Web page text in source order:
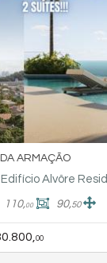
ARMAÇÃO
110,00 90,50
00